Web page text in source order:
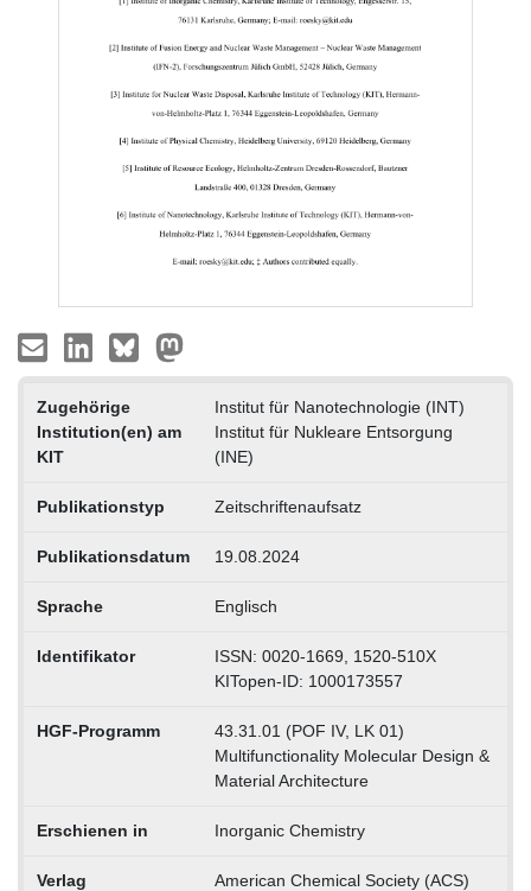
Zugehörige
Institution(en) am
KIT
Institut für Nanotechnologie (INT)
Institut für Nukleare Entsorgung
(INE)
Publikationstyp Zeitschriftenaufsatz
Publikationsdatum 19.08.2024
Sprache Englisch
Identifikator
ISSN: 0020-1669, 1520-510X
KITopen-ID: 1000173557
HGF-Programm
43.31.01 (POF IV, LK 01)
Multifunctionality Molecular Design &
Material Architecture
Erschienen in Inorganic Chemistry
Verlag American Chemical Society (ACS)